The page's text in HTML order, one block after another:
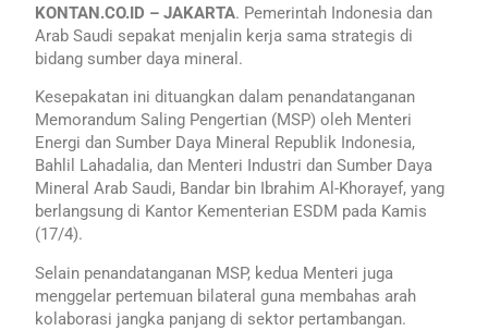
KONTAN.CO.ID – JAKARTA. Pemerintah Indonesia dan
Arab Saudi sepakat menjalin kerja sama strategis di
bidang sumber daya mineral.
Kesepakatan ini dituangkan dalam penandatanganan
Memorandum Saling Pengertian (MSP) oleh Menteri
Energi dan Sumber Daya Mineral Republik Indonesia,
Bahlil Lahadalia, dan Menteri Industri dan Sumber Daya
Mineral Arab Saudi, Bandar bin Ibrahim Al-Khorayef, yang
berlangsung di Kantor Kementerian ESDM pada Kamis
(17/4).
Selain penandatanganan MSP, kedua Menteri juga
menggelar pertemuan bilateral guna membahas arah
kolaborasi jangka panjang di sektor pertambangan.